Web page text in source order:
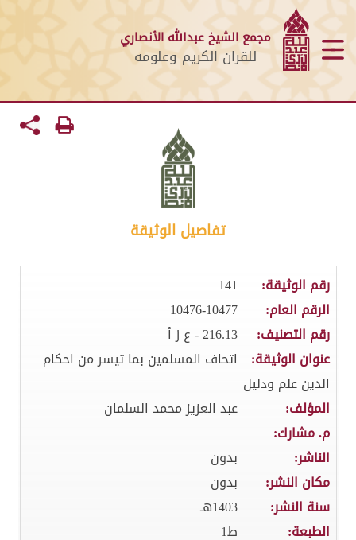
مجمع الشيخ عبدالله الأنصاري
للقران الكريم وعلومه
تفاصيل الوثيقة
رقم الوثيقة:
141
الرقم العام:
10476-10477
رقم التصنيف:
216.13 - ع ز أ
عنوان الوثيقة:
اتحاف المسلمين بما تيسر من احكام
الدين علم ودليل
المؤلف:
عبد العزيز محمد السلمان
م. مشارك:
الناشر:
بدون
مكان النشر:
بدون
سنة النشر:
1403هـ
الطبعة:
ط1